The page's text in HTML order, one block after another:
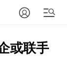
或联手